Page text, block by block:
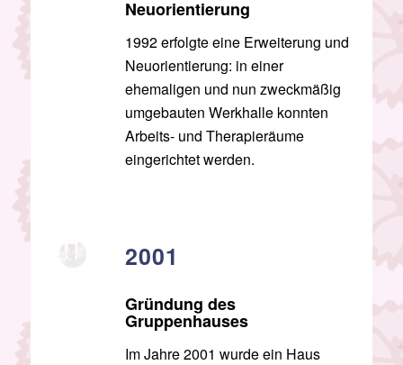
Neuorientierung
1992 erfolgte eine Erweiterung und
Neuorientierung: in einer
ehemaligen und nun zweckmäßig
umgebauten Werkhalle konnten
Arbeits- und Therapieräume
eingerichtet werden.
2001
Gründung des
Gruppenhauses
Im Jahre 2001 wurde ein Haus